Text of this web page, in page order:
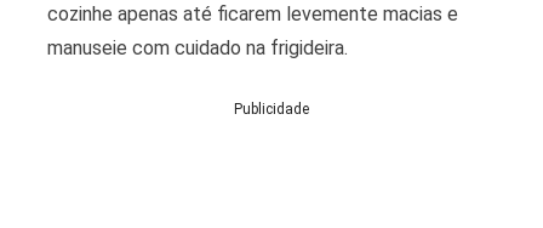
cozinhe apenas até ficarem levemente macias e
manuseie com cuidado na frigideira.
Publicidade